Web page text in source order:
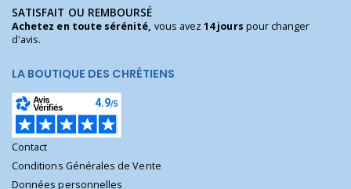
SATISFAIT OU REMBOURSÉ
Achetez en toute sérénité, vous avez14 jours pour changer
d'avis.
LA BOUTIQUE DES CHRÉTIENS
Contact
Conditions Générales de Vente
Données personnelles